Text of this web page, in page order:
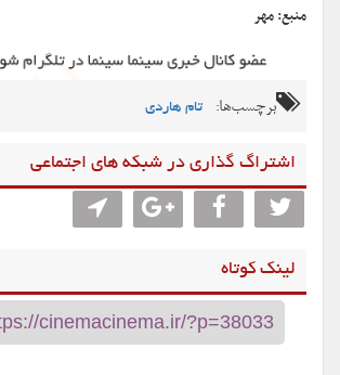
منبع: مهر
برچسب‌ها: تام هاردی
اشتراگ گذاری در شبکه های اجتماعی
لینک کوتاه